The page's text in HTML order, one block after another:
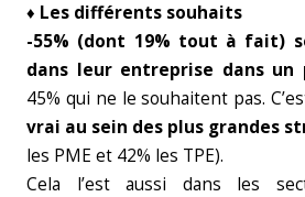
♦ Les différents souhaits
-55% (dont 19% tout à fait)
dans leur entreprise dans
45% qui ne le souhaitent pas.
vrai au sein des plus grandes
les PME et 42% les TPE).
Cela l’est aussi dans les